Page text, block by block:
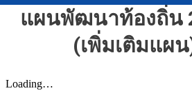
แผนพัฒนาท้องถิ่น
(เพิ่มเติมแผ